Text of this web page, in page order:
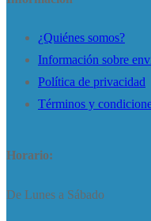
¿Quiénes somos?
Información sobre
Política de privacidad
Términos y
Horario:
De Lunes a Sábado